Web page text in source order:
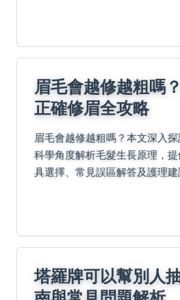
眉毛會越修越粗嗎
正確修眉全攻略
眉毛會越修越粗嗎？本文深入
科學角度解析毛髮生長原理，
具選擇、常見誤區解答及護理
塔羅牌可以幫別人